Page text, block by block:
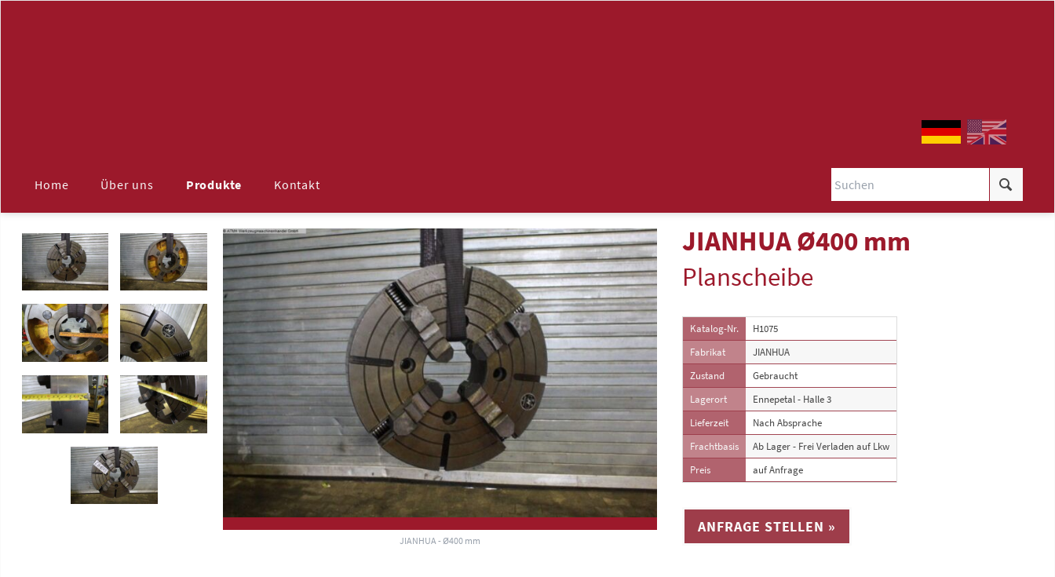
überspringenHome Über uns Produkte
ALLE
Maschinenzubehör
Aufspannplatten
Späneförderer
Gleitschleifmaschinen
Hochleistungskreissägen
Drehmaschinen
GERD WOLFF
Kontakt
JIANHUA - Ø400 mm
JIANHUA Ø400 mm
Planscheibe
Katalog-Nr.
H1075
Fabrikat
JIANHUA
Zustand
Gebraucht
Lagerort
Ennepetal - Halle 3
Lieferzeit
Nach Absprache
Frachtbasis
Ab Lager - Frei Verladen auf Lkw
Preis
auf Anfrage
ANFRAGE STELLEN »